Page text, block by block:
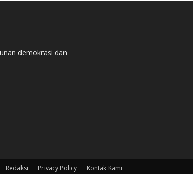
demokrasi dan
Redaksi Privacy Policy Kontak Kami